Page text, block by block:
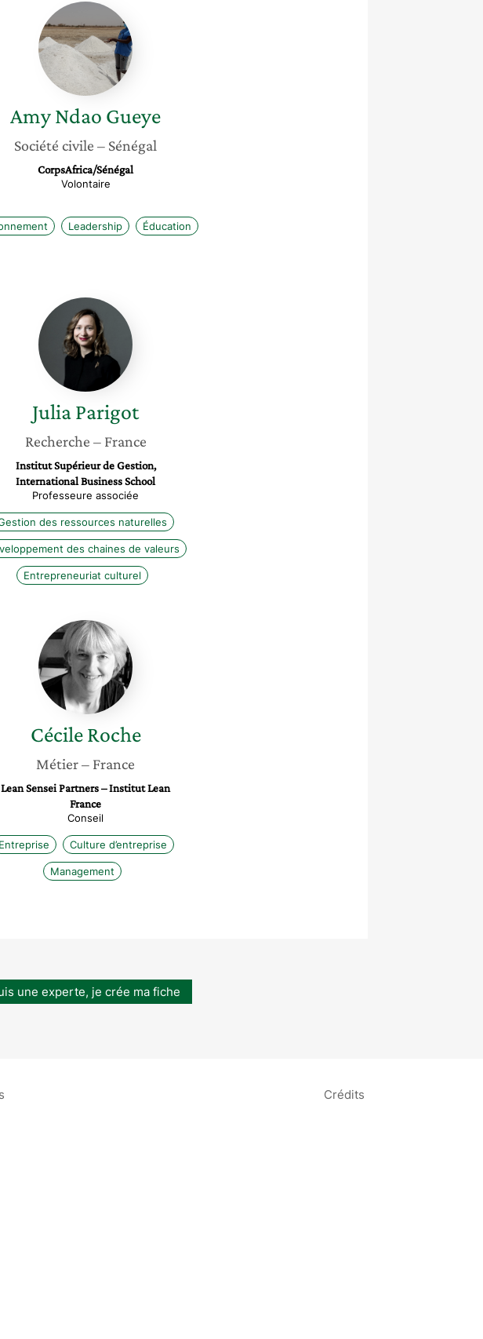
Amy
Ndao
Gueye
Amy Ndao Gueye
Société civile – Sénégal
CorpsAfrica/Sénégal
Volontaire
Leadership Éducation
Julia
Parigot
JuliaParigot
Recherche – France
Institut Supérieur de Gestion,
International Business School
Professeure associée
des ressources naturelles
des chaines de valeurs
Entrepreneuriat culturel
Cécile
Roche
Cécile Roche
Métier– France
Lean Sensei Partners – Institut Lean
France
Conseil
Entreprise Culture d’entreprise
Management
une experte, je crée ma fiche
Crédits